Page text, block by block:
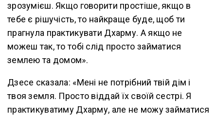
зрозумієш. Якщо говорити простіше, якщо в
тебе є рішучість, то найкраще буде, щоб ти
прагнула практикувати Дхарму. А якщо не
можеш так, то тобі слід просто займатися
землею та домом».
Дзесе сказала: «Мені не потрібний твій дім і
твоя земля. Просто віддай їх своїй сестрі. Я
практикуватиму Дхарму, але не можу займатися